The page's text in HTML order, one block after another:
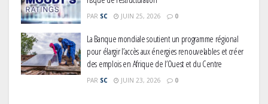
PAR SC JUIN 25, 2026 0
La Banque mondiale soutient un programme régional
pour élargir l’accès aux énergies renouvelables et créer
des emplois en Afrique de l’Ouest et du Centre
PAR SC JUIN 23, 2026 0